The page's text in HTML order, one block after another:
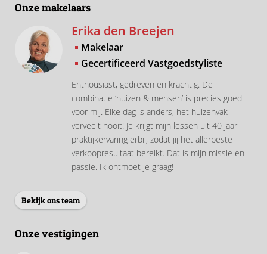
Onze makelaars
Erika den Breejen
Makelaar
Gecertificeerd Vastgoedstyliste
Enthousiast, gedreven en krachtig. De
combinatie ‘huizen & mensen’ is precies goed
voor mij. Elke dag is anders, het huizenvak
verveelt nooit! Je krijgt mijn lessen uit 40 jaar
praktijkervaring erbij, zodat jij het allerbeste
verkoopresultaat bereikt. Dat is mijn missie en
passie. Ik ontmoet je graag!
Bekijk ons team
Onze vestigingen